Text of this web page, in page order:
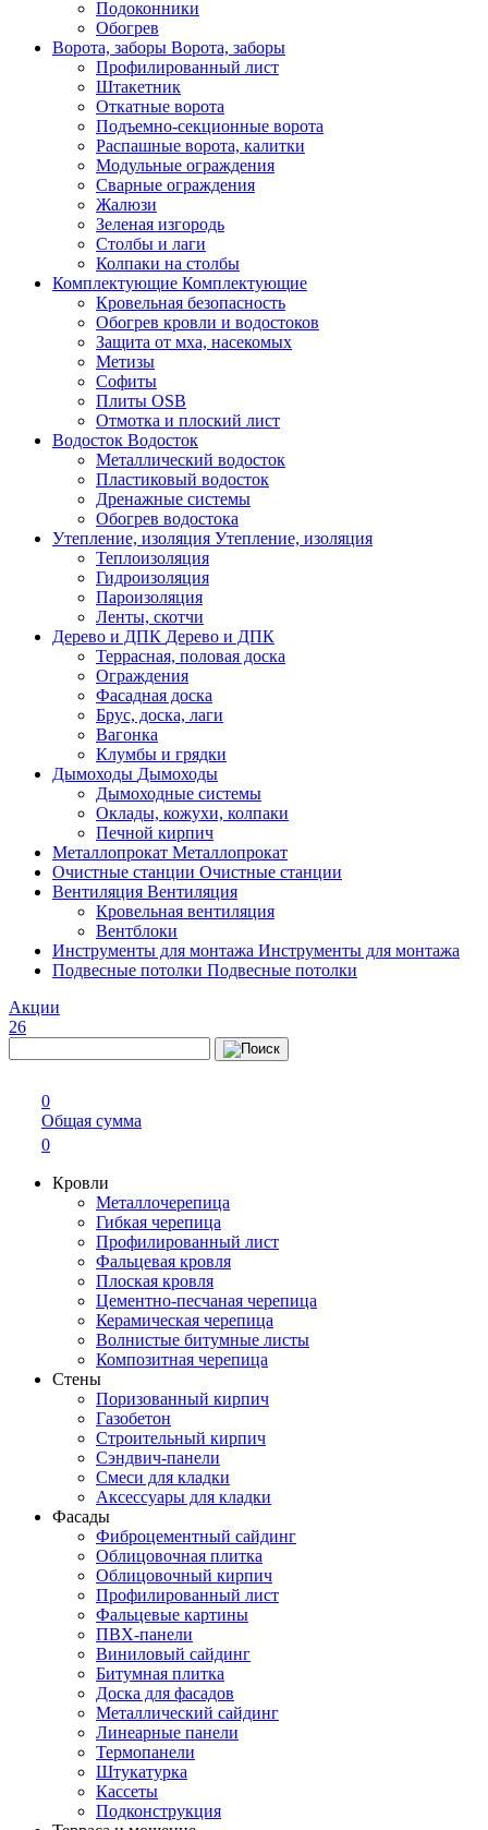
Подоконники
Обогрев
Ворота, заборы Ворота, заборы
Профилированный лист
Штакетник
Откатные ворота
Подъемно-секционные ворота
Распашные ворота, калитки
Модульные ограждения
Сварные ограждения
Жалюзи
Зеленая изгородь
Столбы и лаги
Колпаки на столбы
Комплектующие Комплектующие
Кровельная безопасность
Обогрев кровли и водостоков
Защита от мха, насекомых
Метизы
Софиты
Плиты OSB
Отмотка и плоский лист
Водосток Водосток
Металлический водосток
Пластиковый водосток
Дренажные системы
Обогрев водостока
Утепление, изоляция Утепление, изоляция
Теплоизоляция
Гидроизоляция
Пароизоляция
Ленты, скотчи
Дерево и ДПК Дерево и ДПК
Террасная, половая доска
Ограждения
Фасадная доска
Брус, доска, лаги
Вагонка
Клумбы и грядки
Дымоходы Дымоходы
Дымоходные системы
Оклады, кожухи, колпаки
Печной кирпич
Металлопрокат Металлопрокат
Очистные станции Очистные станции
Вентиляция Вентиляция
Кровельная вентиляция
Вентблоки
Инструменты для монтажа Инструменты для монтажа
Подвесные потолки Подвесные потолки
Акции
26
0
Общая сумма
0
Кровли
Металлочерепица
Гибкая черепица
Профилированный лист
Фальцевая кровля
Плоская кровля
Цементно-песчаная черепица
Керамическая черепица
Волнистые битумные листы
Композитная черепица
Стены
Поризованный кирпич
Газобетон
Строительный кирпич
Сэндвич-панели
Смеси для кладки
Аксессуары для кладки
Фасады
Фиброцементный сайдинг
Облицовочная плитка
Облицовочный кирпич
Профилированный лист
Фальцевые картины
ПВХ-панели
Виниловый сайдинг
Битумная плитка
Доска для фасадов
Металлический сайдинг
Линеарные панели
Термопанели
Штукатурка
Кассеты
Подконструкция